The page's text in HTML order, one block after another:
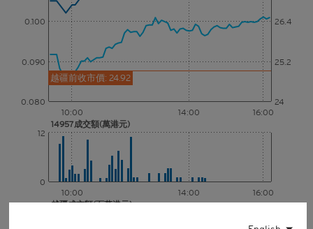
14957成交額(萬港元)
越疆成交額(百萬港元)
10:00 14:00 16:00
10:00 14:00 16:00
0.080
0.090
0.100
24
25.2
26.4
0
12
越疆前收市價: 24.92